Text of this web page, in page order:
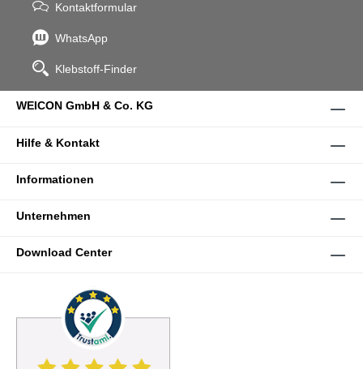
Kontaktformular
WhatsApp
Klebstoff-Finder
WEICON GmbH & Co. KG
Hilfe & Kontakt
Informationen
Unternehmen
Download Center